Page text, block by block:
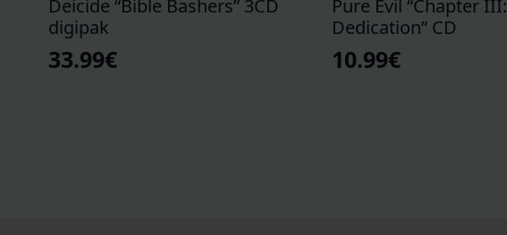
Deicide “Bible Bashers” 3CD
digipak
33.99€
Pure Evil “Chapter III:
Dedication” CD
10.99€